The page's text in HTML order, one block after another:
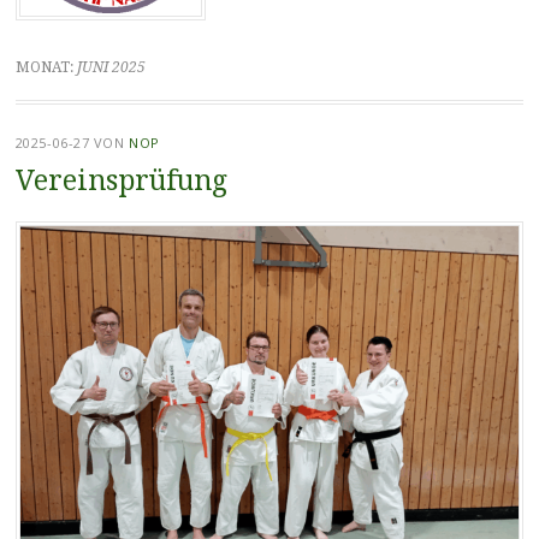
MONAT: JUNI 2025
2025-06-27 VON NOP
Vereinsprüfung